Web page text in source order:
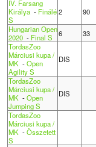
IV. Farsang
Királya- Finálé
S
2 90
Hungarian Open
2020- Final S 6 33
TordasZoo
Márciusi kupa /
MK-Open
Agility S
DIS
TordasZoo
Márciusi kupa /
MK-Open
Jumping S
DIS
TordasZoo
Márciusi kupa /
MK-Összetett
S